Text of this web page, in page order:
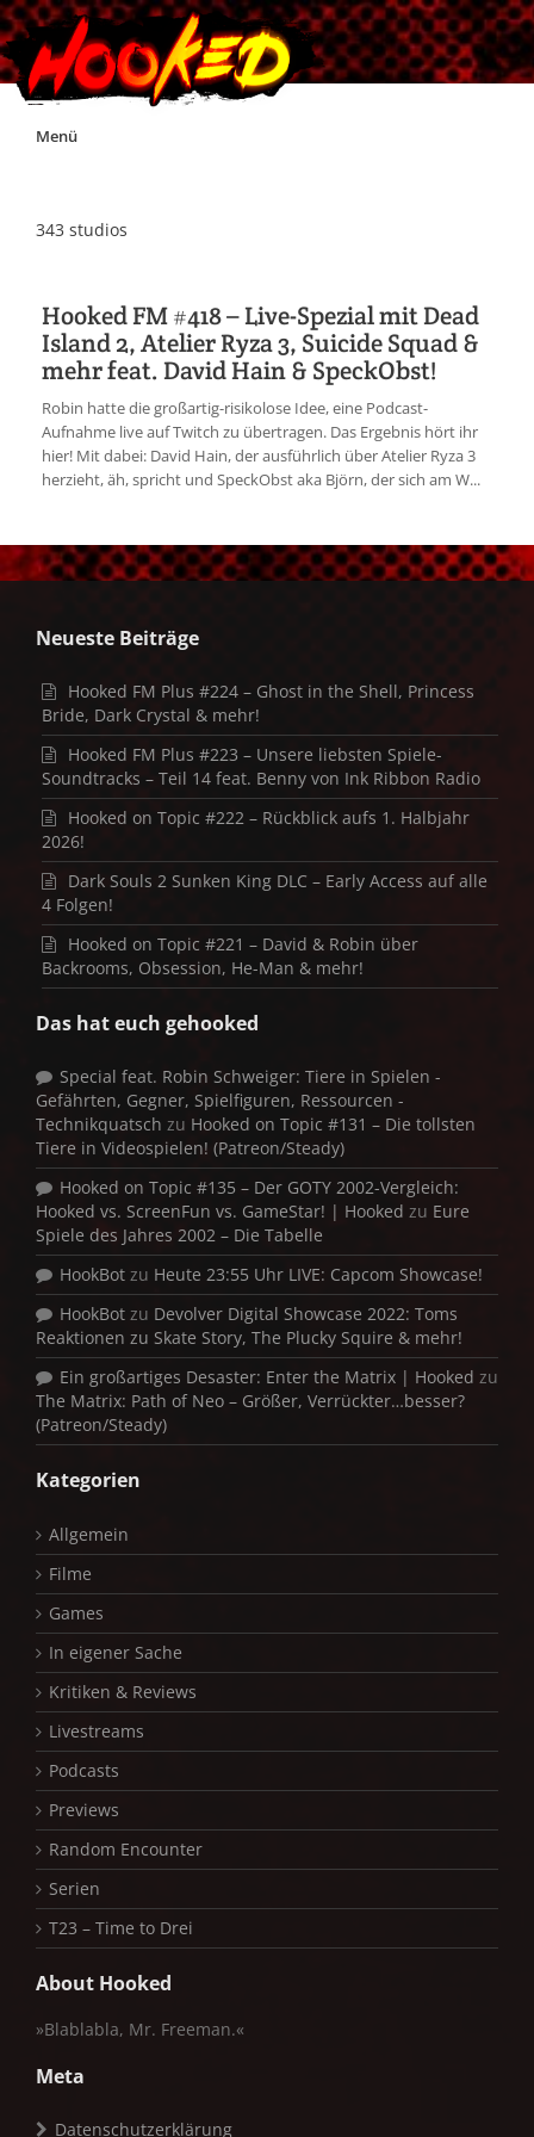
Skip
Menü
Impressum
Jobs
Discord
343 studios
Hooked FM #418 – Live-Spezial mit Dead
Island 2, Atelier Ryza 3, Suicide Squad &
mehr feat. David Hain & SpeckObst!
Robin hatte die großartig-risikolose Idee, eine Podcast-
Aufnahme live auf Twitch zu übertragen. Das Ergebnis hört ihr
hier! Mit dabei: David Hain, der ausführlich über Atelier Ryza 3
herzieht, äh, spricht und SpeckObst aka Björn, der sich am W...
Neueste Beiträge
Hooked FM Plus #224 – Ghost in the Shell, Princess
Bride, Dark Crystal & mehr!
Hooked FM Plus #223 – Unsere liebsten Spiele-
Soundtracks – Teil 14 feat. Benny von Ink Ribbon Radio
Hooked on Topic #222 – Rückblick aufs 1. Halbjahr
2026!
Dark Souls 2 Sunken King DLC – Early Access auf alle
4 Folgen!
Hooked on Topic #221 – David & Robin über
Backrooms, Obsession, He-Man & mehr!
Das hat euch gehooked
Special feat. Robin Schweiger: Tiere in Spielen -
Gefährten, Gegner, Spielfiguren, Ressourcen -
Technikquatsch zu Hooked on Topic #131 – Die tollsten
Tiere in Videospielen! (Patreon/Steady)
Hooked on Topic #135 – Der GOTY 2002-Vergleich:
Hooked vs. ScreenFun vs. GameStar! | Hooked zu Eure
Spiele des Jahres 2002 – Die Tabelle
HookBot zu Heute 23:55 Uhr LIVE: Capcom Showcase!
HookBot zu Devolver Digital Showcase 2022: Toms
Reaktionen zu Skate Story, The Plucky Squire & mehr!
Ein großartiges Desaster: Enter the Matrix | Hooked zu
The Matrix: Path of Neo – Größer, Verrückter…besser?
(Patreon/Steady)
Kategorien
Allgemein
Filme
Games
In eigener Sache
Kritiken & Reviews
Livestreams
Podcasts
Previews
Random Encounter
Serien
T23 – Time to Drei
About Hooked
»Blablabla, Mr. Freeman.«
Meta
Datenschutzerklärung